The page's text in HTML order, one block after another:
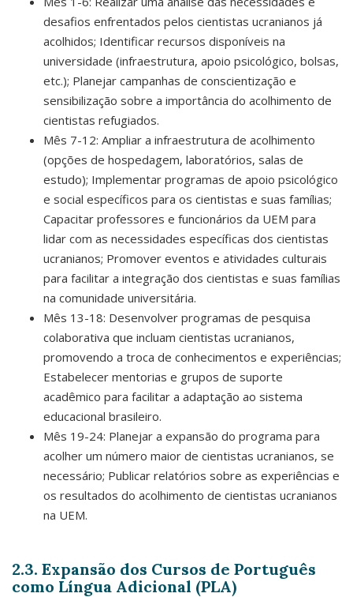
desafios enfrentados pelos cientistas ucranianos já
acolhidos; Identificar recursos disponíveis na
universidade (infraestrutura, apoio psicológico, bolsas,
etc.); Planejar campanhas de conscientização e
sensibilização sobre a importância do acolhimento de
cientistas refugiados.
Mês 7-12: Ampliar a infraestrutura de acolhimento
(opções de hospedagem, laboratórios, salas de
estudo); Implementar programas de apoio psicológico
e social específicos para os cientistas e suas famílias;
Capacitar professores e funcionários da UEM para
lidar com as necessidades específicas dos cientistas
ucranianos; Promover eventos e atividades culturais
para facilitar a integração dos cientistas e suas famílias
na comunidade universitária.
Mês 13-18: Desenvolver programas de pesquisa
colaborativa que incluam cientistas ucranianos,
promovendo a troca de conhecimentos e experiências;
Estabelecer mentorias e grupos de suporte
acadêmico para facilitar a adaptação ao sistema
educacional brasileiro.
Mês 19-24: Planejar a expansão do programa para
acolher um número maior de cientistas ucranianos, se
necessário; Publicar relatórios sobre as experiências e
os resultados do acolhimento de cientistas ucranianos
na UEM.
2.3. Expansão dos Cursos de Português
como Língua Adicional (PLA)